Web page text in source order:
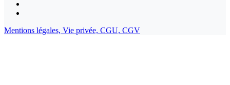
Mentions légales, Vie privée, CGU, CGV